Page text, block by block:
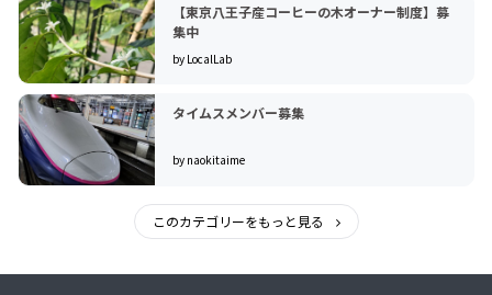
【東京八王子産コーヒーの木オーナー制度】募
集中
by LocalLab
タイムスメンバー募集
by naokitaime
このカテゴリーをもっと見る